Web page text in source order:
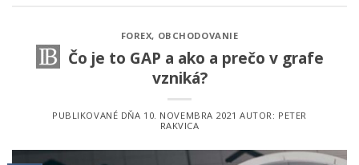
FOREX, OBCHODOVANIE
Čo je to GAP a ako a prečo v grafe
vzniká?
PUBLIKOVANÉ DŇA 10. NOVEMBRA 2021 AUTOR: PETER
RAKVICA